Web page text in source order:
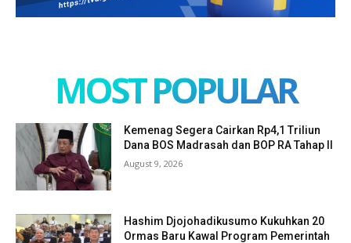
MOST POPULAR
Kemenag Segera Cairkan Rp4,1 Triliun
Dana BOS Madrasah dan BOP RA Tahap II
August 9, 2026
Hashim Djojohadikusumo Kukuhkan 20
Ormas Baru Kawal Program Pemerintah